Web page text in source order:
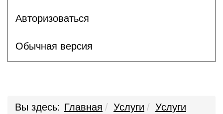
Авторизоваться
Обычная версия
Вы здесь: Главная Услуги
Услуги